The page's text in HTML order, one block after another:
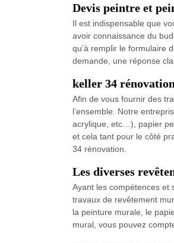
Devis peintre et
Il est indispensable que
avoir connaissance du
qu’à remplir le formulaire
demande, une réponse
keller 34
Afin de vous fournir des
l’ensemble. Notre
acrylique, etc…), papier
et cela tant pour le côté
34 rénovation.
Les diverses
Ayant les compétences et
travaux de revêtement
la peinture murale, le
mural, vous pouvez